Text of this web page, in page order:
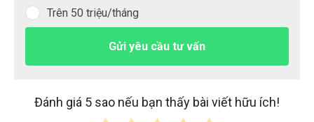
Trên 50 triệu/tháng
Gửi yêu cầu tư vấn
Đánh giá 5 sao nếu bạn thấy bài viết hữu ích!